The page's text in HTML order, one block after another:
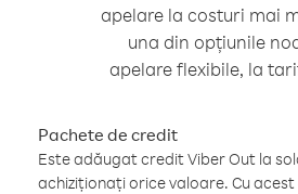
apelare la costuri mai
una din opțiunile
apelare flexibile, la
Pachete de credit
Este adăugat credit Viber Out la
achiziționați orice valoare. Cu